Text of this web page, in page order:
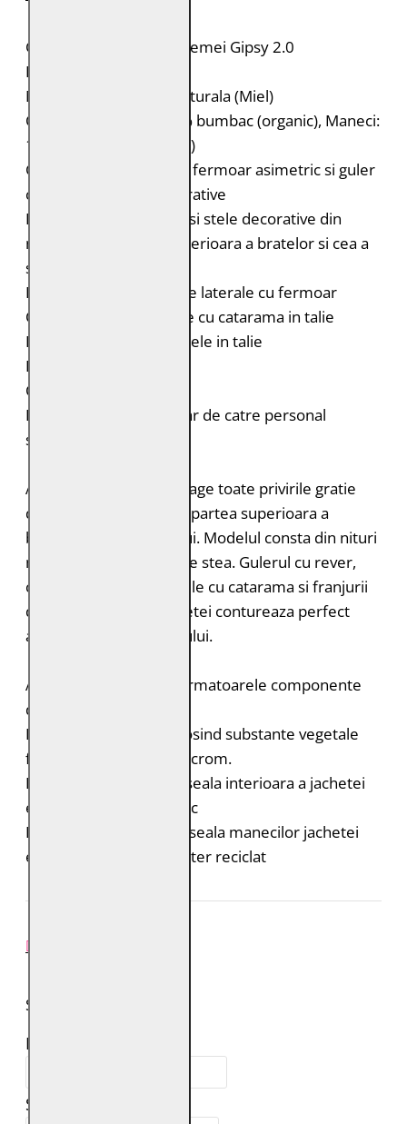
Geaca de piele pentru femei Gipsy 2.0
Brand: Gipsy 2.0
Material: 100% piele naturala (Miel)
Captuseala: Corp: 100% bumbac (organic), Maneci:
100% poliester (reciclat)
Geaca de piele biker cu fermoar asimetric si guler
cu rever cu capse decorative
Piele cu aspect metalic si stele decorative din
nituri mici in partea superioara a bratelor si cea a
spatelui
Doua buzunare verticale laterale cu fermoar
Curele laterale reglabile cu catarama in talie
Franjuri decorativi din pele in talie
Fermoar lung la maneci
Croiala: Slim Fit
Intretinere: Spalare doar de catre personal
specializat
Aceasta geaca biker atrage toate privirile gratie
detaliilor deosebite din partea superioara a
bratelor si cea a spatelui. Modelul consta din nituri
mici dispuse in forma de stea. Gulerul cu rever,
curelele laterale reglabile cu catarama si franjurii
decorativi din talia jachetei contureaza perfect
aspectul rock al modelului.
Acest produs contine urmatoarele componente
durabile:
Pielea este tabacita folosind substante vegetale
fara adaos de saruri de crom.
Bumbac organic: captuseala interioara a jachetei
este din bumbac organic
Poliester reciclat: captuseala manecilor jachetei
este realizata din poliester reciclat
SPUNE-ŢI PAREREA
Numele tău:
Scrie review: